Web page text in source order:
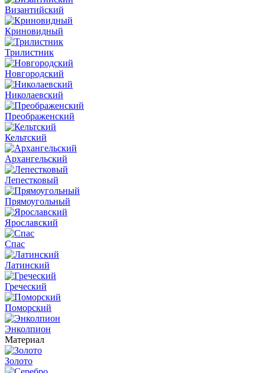
Византийский
Криновидный
Трилистник
Новгородский
Николаевский
Преображенский
Кельтский
Архангельский
Лепестковый
Прямоугольный
Ярославский
Спас
Латинский
Греческий
Поморский
Энколпион
Материал
Золото